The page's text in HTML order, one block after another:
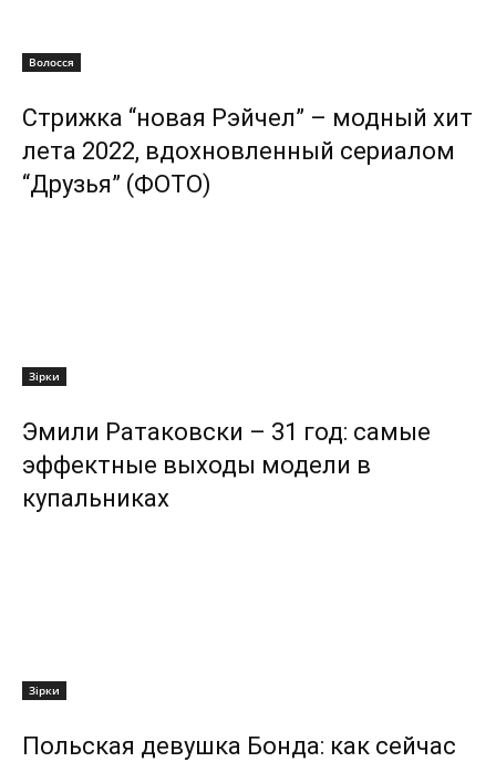
Волосся
Стрижка “новая Рэйчел” – модный хит
лета 2022, вдохновленный сериалом
“Друзья” (ФОТО)
Зірки
Эмили Ратаковски – 31 год: самые
эффектные выходы модели в
купальниках
Зірки
Польская девушка Бонда: как сейчас